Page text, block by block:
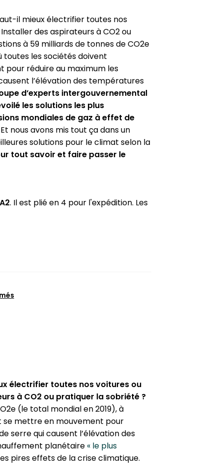
il mieux électrifier toutes nos
des aspirateurs à CO2 ou
à 59 milliards de tonnes de CO2e
toutes les sociétés doivent
réduire au maximum les
l’élévation des températures
d’experts intergouvernemental
les solutions les plus
mondiales de gaz à effet de
nous avons mis tout ça dans un
solutions pour le climat selon la
tout savoir et faire passer le
. Il est plié en 4 pour l'expédition. Les
élec­tri­fier toutes nos voitures ou
à CO2 ou pratiquer la sobriété ?
(le total mondial en 2019), à
se mettre en mouvement pour
serre qui causent l’élévation des
pla­né­taire « le plus
pires effets de la crise cli­ma­tique.